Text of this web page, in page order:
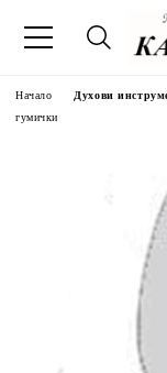
Начало Духови
гумички